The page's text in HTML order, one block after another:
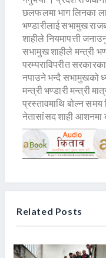
छलफलमा भाग लिनका
भण्डारीलाई सभामुख
शाहीले नियमापत्ती
सभामुख शाहीले मन्त्री
परम्पराविपरीत
नपाउने भन्दै सभामुखको
मन्त्री भण्डारी मन्त्री
प्रस्तावमाथि बोल्न समय
नेतासांसद शाही
Related Posts